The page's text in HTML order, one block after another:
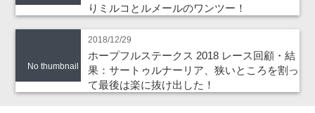
りミルコとルメールのワンツー！
No thumbnail
2018/12/29
ホープフルステークス 2018 レース回顧・結
果：サートゥルナーリア、狭いところを割っ
て最後は楽に抜け出した！